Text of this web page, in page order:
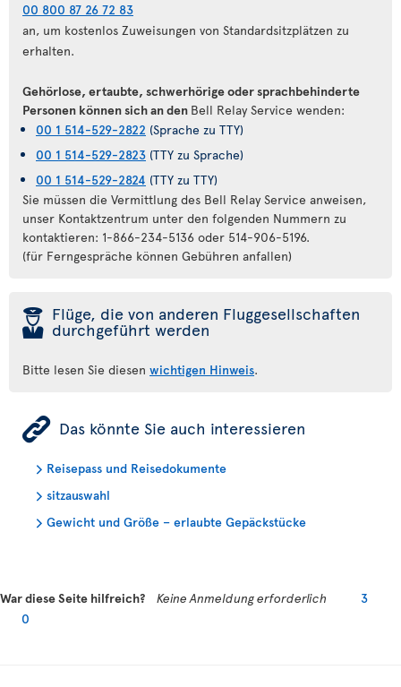
00 800 87 26 72 83
an, um kostenlos Zuweisungen von Standardsitzplätzen zu
erhalten.
Gehörlose, ertaubte, schwerhörige oder sprachbehinderte
Personen können sich an den Bell Relay Service wenden:
00 1 514-529-2822 (Sprache zu TTY)
00 1 514-529-2823 (TTY zu Sprache)
00 1 514-529-2824 (TTY zu TTY)
Sie müssen die Vermittlung des Bell Relay Service anweisen,
unser Kontaktzentrum unter den folgenden Nummern zu
kontaktieren: 1-866-234-5136 oder 514-906-5196.
(für Ferngespräche können Gebühren anfallen)
þ Flüge, die von anderen Fluggesellschaften
durchgeführt werden
Bitte lesen Sie diesen wichtigen Hinweis.
ÿ Das könnte Sie auch interessieren
Reisepass und Reisedokumente
sitzauswahl
Gewicht und Größe – erlaubte Gepäckstücke
War diese Seite hilfreich? Keine Anmeldung erforderlich
3
0